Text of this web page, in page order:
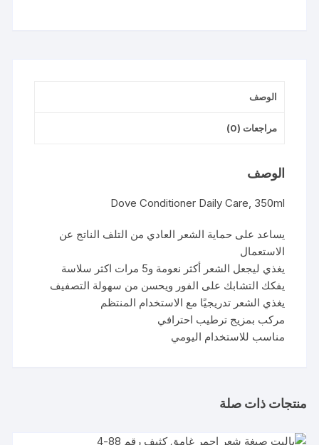
الوصف
مراجعات (0)
الوصف
Dove Conditioner Daily Care, 350ml
يساعد على حماية الشعر العادي من التلف الناتج عن
الاستعمال
يغذي ليجعل الشعر أكثر نعومة و5 مرات اكثر سلاسة
يفكك التشابك على الفور ويحسن من سهولة التصفيف
يغذي الشعر تدريجيًا مع الاستخدام المنتظم
مركب بمزيج ترطيب احترافي
مناسب للاستخدام اليومي
منتجات ذات صلة